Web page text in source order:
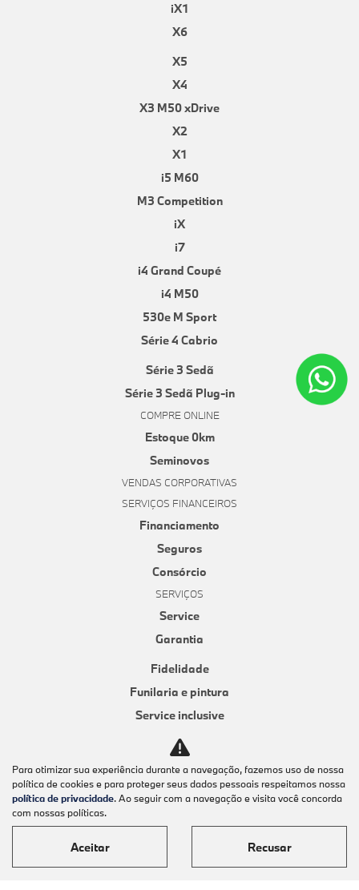
iX1
X6
X5
X4
X3 M50 xDrive
X2
X1
i5 M60
M3 Competition
iX
i7
i4 Grand Coupé
i4 M50
530e M Sport
Série 4 Cabrio
Série 3 Sedã
Série 3 Sedã Plug-in
COMPRE ONLINE
Estoque 0km
Seminovos
VENDAS CORPORATIVAS
SERVIÇOS FINANCEIROS
Financiamento
Seguros
Consórcio
SERVIÇOS
Service
Garantia
Fidelidade
Funilaria e pintura
Service inclusive
Óleos originais
E-COMMERCE
PEÇAS E ACESSÓRIOS
Acessórios originais
Para otimizar sua experiência durante a navegação, fazemos uso de nossa
política de cookies e para proteger seus dados pessoais respeitamos nossa
política de privacidade. Ao seguir com a navegação e visita você concorda
com nossas políticas.
Aceitar Recusar